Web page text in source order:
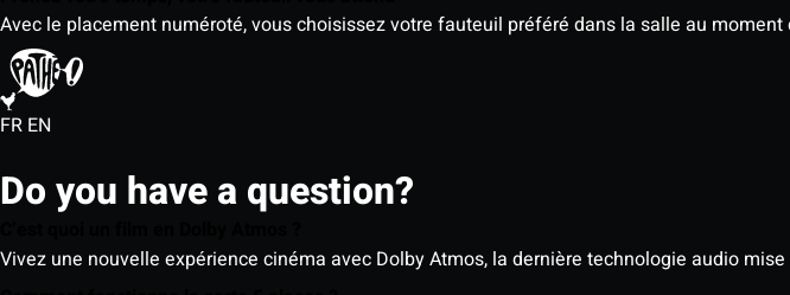
Avec le placement numéroté, vous choisissez votre fauteuil préféré dans la salle au
FR EN
Do you have a question?
Vivez une nouvelle expérience cinéma avec Dolby Atmos, la dernière technologie audio